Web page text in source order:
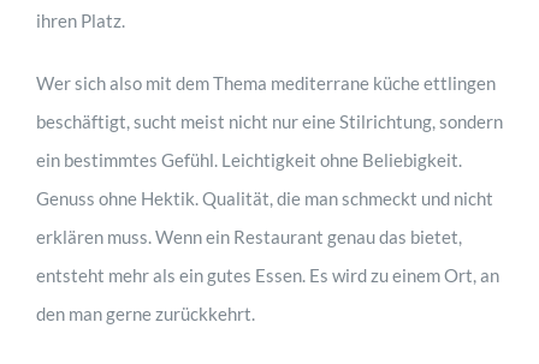
ihren Platz.
Wer sich also mit dem Thema mediterrane küche ettlingen
beschäftigt, sucht meist nicht nur eine Stilrichtung, sondern
ein bestimmtes Gefühl. Leichtigkeit ohne Beliebigkeit.
Genuss ohne Hektik. Qualität, die man schmeckt und nicht
erklären muss. Wenn ein Restaurant genau das bietet,
entsteht mehr als ein gutes Essen. Es wird zu einem Ort, an
den man gerne zurückkehrt.